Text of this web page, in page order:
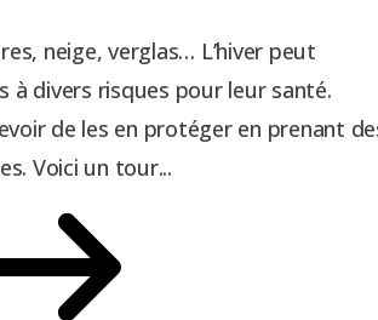
neige, verglas… L’hiver peut
à divers risques pour leur santé.
de les en protéger en prenant
Voici un tour...